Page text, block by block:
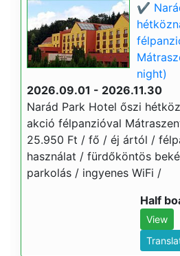
✔️
night)
2026.09.01 - 2026.11.30
Narád Park Hotel őszi
akció félpanzióval
25.950 Ft / fő / éj ártól /
használat / fürdőköntös
parkolás / ingyenes WiFi /
Half
View